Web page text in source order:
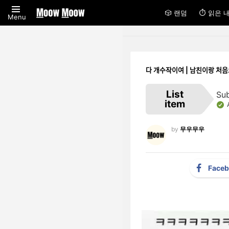
Menu 🎲 랜덤 ⏱ 읽은
다 개수작이여 | 남친이랑
List
item
by 무우무우